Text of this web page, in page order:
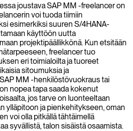
joustava SAP MM -freelancer on
voi tuoda tiimiin
esimerkiksi suuren S/4HANA-
käyttöön uutta
projektipäällikkönä. Kun etsitään
freelancer tuo
eri toimialoilta ja tuoreet
sitoumuksia ja
MM -henkilöstövuokraus tai
nopea tapa saada kokenut
jos tarve on luonteeltaan
ylläpitoon ja pienkehitykseen, oman
voi olla pitkällä tähtäimellä
syvällistä, talon sisäistä osaamista.